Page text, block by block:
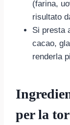
(farina,
risultato
Si presta
cacao,
renderla
per la